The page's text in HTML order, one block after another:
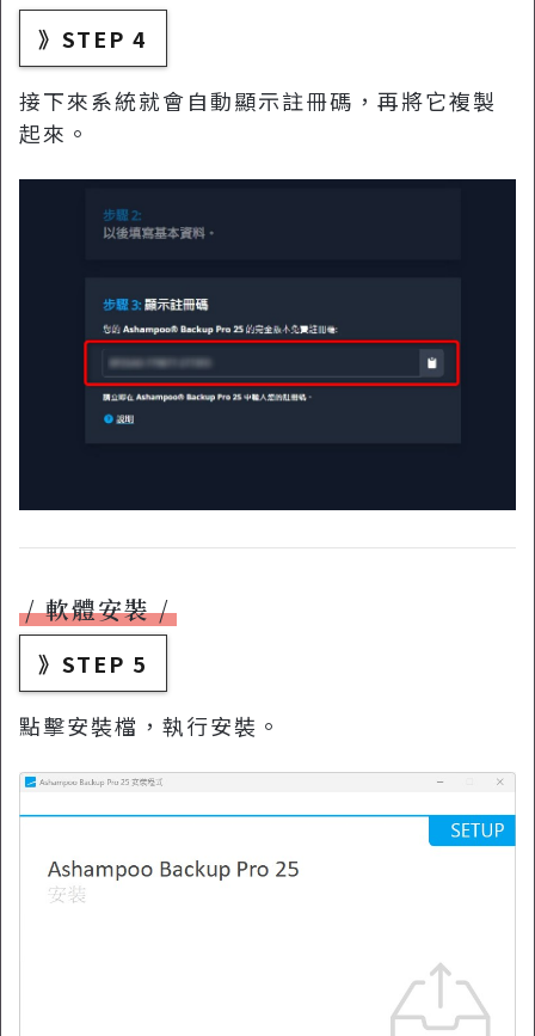
》STEP 4
接下來系統就會自動顯示註冊碼，再將它複製
起來。
軟體安裝
》STEP 5
點擊安裝檔，執行安裝。